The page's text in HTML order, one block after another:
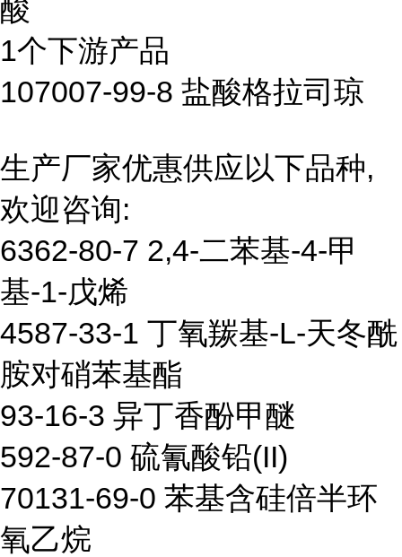
酸
1个下游产品
107007-99-8 盐酸格拉司琼
生产厂家优惠供应以下品种,
欢迎咨询:
6362-80-7 2,4-二苯基-4-甲
基-1-戊烯
4587-33-1 丁氧羰基-L-天冬酰
胺对硝苯基酯
93-16-3 异丁香酚甲醚
592-87-0 硫氰酸铅(II)
70131-69-0 苯基含硅倍半环
氧乙烷